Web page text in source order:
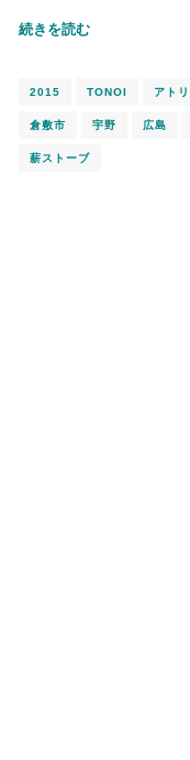
続きを読む
2015 TONOI アト
倉敷市 宇野 広島
薪ストーブ